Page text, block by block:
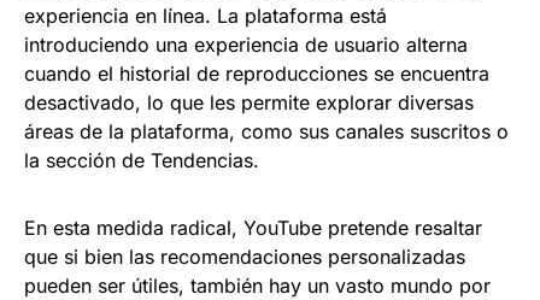
experiencia en línea. La plataforma está
introduciendo una experiencia de usuario alterna
cuando el historial de reproducciones se encuentra
desactivado, lo que les permite explorar diversas
áreas de la plataforma, como sus canales suscritos o
la sección de Tendencias.
En esta medida radical, YouTube pretende resaltar
que si bien las recomendaciones personalizadas
pueden ser útiles, también hay un vasto mundo por